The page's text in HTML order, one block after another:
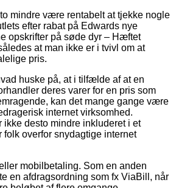
mindre være rentabelt at tjekke nogle
efter rabat på Edwards nye
opskrifter på søde dyr – Hæftet
at man ikke er i tvivl om at
pris.
huske på, at i tilfælde af at en
deres varer for en pris som
kan det mange gange være
internet virksomhed.
ikke desto mindre inkluderet i et
overfor snydagtige internet
mobilbetaling. Som en anden
en afdragsordning som fx ViaBill, når